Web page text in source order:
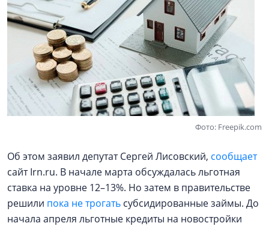
Фото: Freepik.com
Об этом заявил депутат Сергей Лисовский, сообщает
сайт Irn.ru. В начале марта обсуждалась льготная
ставка на уровне 12–13%. Но затем в правительстве
решили пока не трогать субсидированные займы. До
начала апреля льготные кредиты на новостройки